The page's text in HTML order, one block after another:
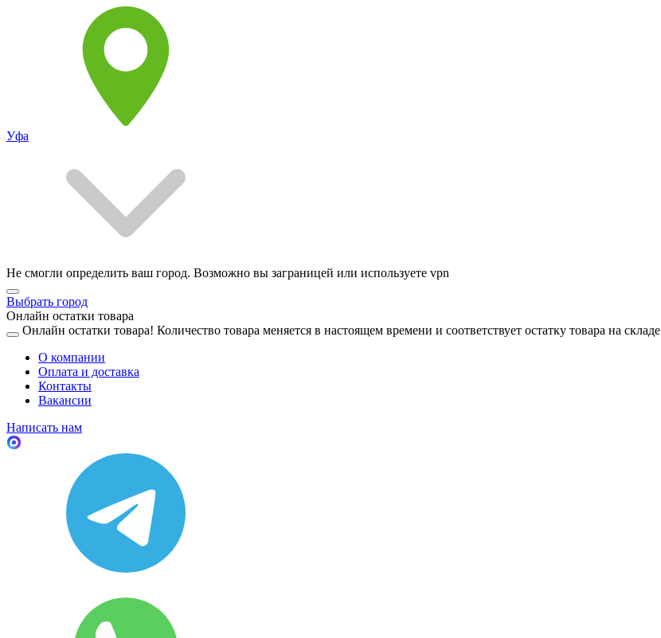
Уфа
Не смогли определить ваш город. Возможно вы заграницей или используете vpn
Выбрать город
Онлайн остатки товара
Онлайн остатки товара! Количество товара меняется в настоящем времени и соответствует остатку товара на складе
О компании
Оплата и доставка
Контакты
Вакансии
Написать нам